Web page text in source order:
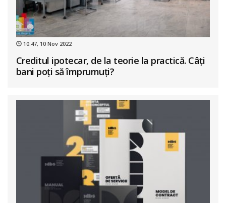
10:47, 10 Nov 2022
Creditul ipotecar, de la teorie la practică. Câți
bani poți să împrumuți?